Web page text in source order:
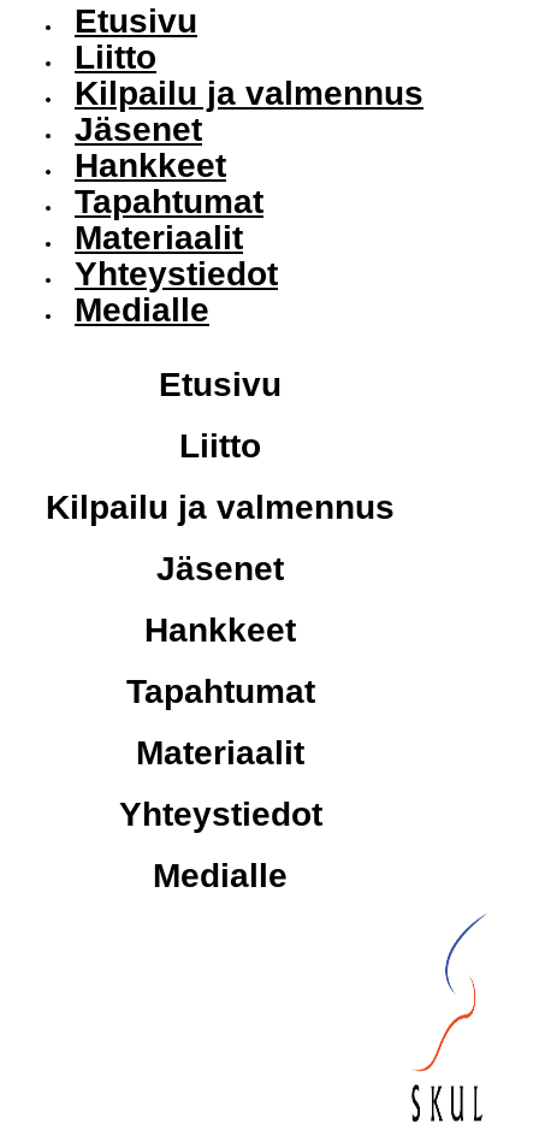
Etusivu
Liitto
Kilpailu ja valmennus
Jäsenet
Hankkeet
Tapahtumat
Materiaalit
Yhteystiedot
Medialle
Etusivu
Liitto
Kilpailu ja valmennus
Jäsenet
Hankkeet
Tapahtumat
Materiaalit
Yhteystiedot
Medialle